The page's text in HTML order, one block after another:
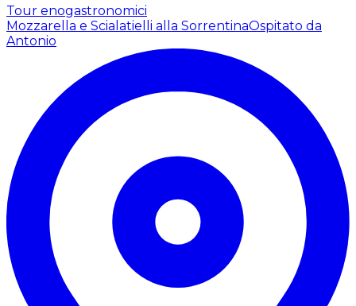
Tour enogastronomici
Mozzarella e Scialatielli alla SorrentinaOspitato da
Antonio